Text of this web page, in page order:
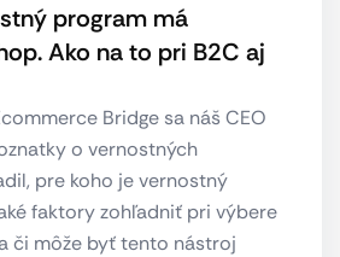
program má
Ako na to pri B2C aj
Bridge sa náš CEO
o vernostných
pre koho je vernostný
faktory zohľadniť pri výbere
či môže byť tento nástroj